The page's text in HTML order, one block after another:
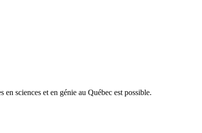
sciences et en génie au Québec est possible.